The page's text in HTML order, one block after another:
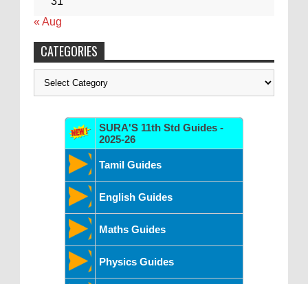
« Aug
CATEGORIES
Categories
SURA'S 11th Std Guides -
2025-26
Tamil Guides
English Guides
Maths Guides
Physics Guides